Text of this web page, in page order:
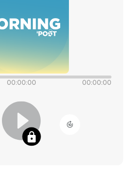
Mondiali calcio 2026
00:00:00 00:00:00